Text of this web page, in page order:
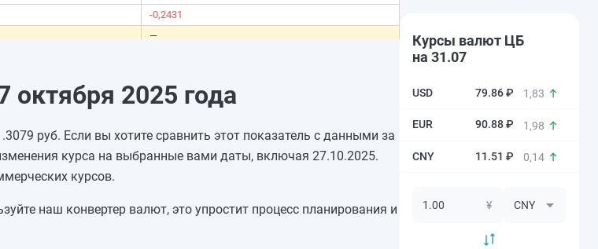
-0,2431
—
-0,0808
+0,0105
+0,0105
—
2025 года
руб. Если вы хотите сравнить этот показатель с данными за
курса на выбранные вами даты, включая 27.10.2025.
курсов.
наш конвертер валют, это упростит процесс планирования и
Курсы валют ЦБ
на 31.07
79.86 ₽ 1,83
90.88 ₽ 1,98
11.51 ₽ 0,14
¥